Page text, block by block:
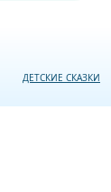
ДЕТСКИЕ СКАЗКИ